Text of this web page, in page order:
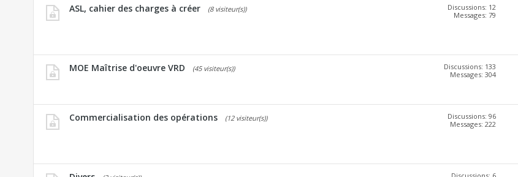
ASL, cahier des charges à créer (8 visiteur(s))
Discussions: 12
Messages: 79
MOE Maîtrise d'oeuvre VRD (45 visiteur(s))
Discussions: 133
Messages: 304
Commercialisation des opérations (12 visiteur(s))
Discussions: 96
Messages: 222